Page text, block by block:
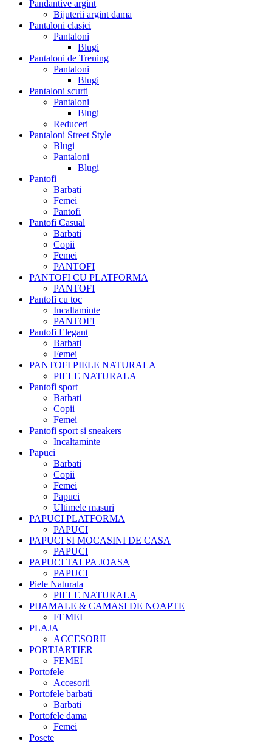
Pandantive argint
Bijuterii argint dama
Pantaloni clasici
Pantaloni
Blugi
Pantaloni de Trening
Pantaloni
Blugi
Pantaloni scurti
Pantaloni
Blugi
Reduceri
Pantaloni Street Style
Blugi
Pantaloni
Blugi
Pantofi
Barbati
Femei
Pantofi
Pantofi Casual
Barbati
Copii
Femei
PANTOFI
PANTOFI CU PLATFORMA
PANTOFI
Pantofi cu toc
Incaltaminte
PANTOFI
Pantofi Elegant
Barbati
Femei
PANTOFI PIELE NATURALA
PIELE NATURALA
Pantofi sport
Barbati
Copii
Femei
Pantofi sport si sneakers
Incaltaminte
Papuci
Barbati
Copii
Femei
Papuci
Ultimele masuri
PAPUCI PLATFORMA
PAPUCI
PAPUCI SI MOCASINI DE CASA
PAPUCI
PAPUCI TALPA JOASA
PAPUCI
Piele Naturala
PIELE NATURALA
PIJAMALE & CAMASI DE NOAPTE
FEMEI
PLAJA
ACCESORII
PORTJARTIER
FEMEI
Portofele
Accesorii
Portofele barbati
Barbati
Portofele dama
Femei
Posete